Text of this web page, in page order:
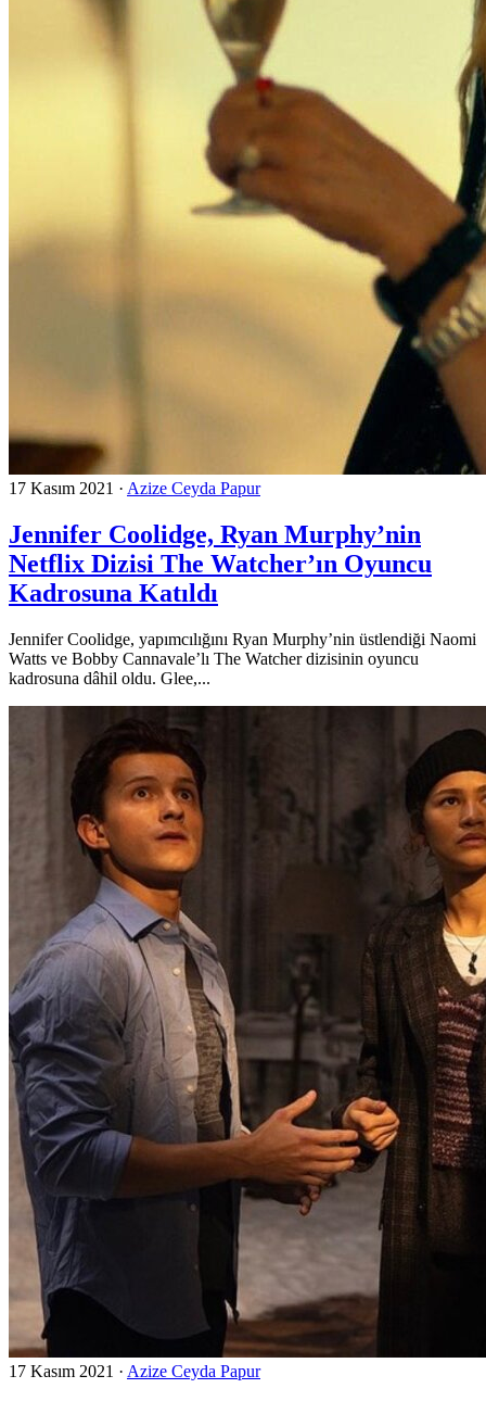
17 Kasım 2021 · Azize Ceyda Papur
Jennifer Coolidge, Ryan Murphy’nin
Netflix Dizisi The Watcher’ın Oyuncu
Kadrosuna Katıldı
Jennifer Coolidge, yapımcılığını Ryan Murphy’nin üstlendiği Naomi
Watts ve Bobby Cannavale’lı The Watcher dizisinin oyuncu
kadrosuna dâhil oldu. Glee,...
17 Kasım 2021 · Azize Ceyda Papur